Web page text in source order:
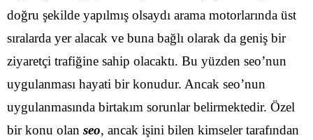
doğru şekilde yapılmış olsaydı arama motorlarında üst
sıralarda yer alacak ve buna bağlı olarak da geniş bir
ziyaretçi trafiğine sahip olacaktı. Bu yüzden seo’nun
uygulanması hayati bir konudur. Ancak seo’nun
uygulanmasında birtakım sorunlar belirmektedir. Özel
bir konu olan seo, ancak işini bilen kimseler tarafından